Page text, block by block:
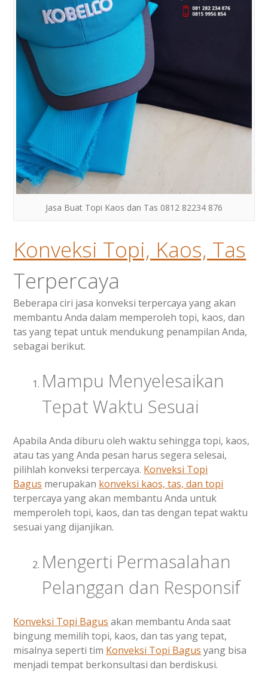
Jasa Buat Topi Kaos dan Tas 0812 82234 876
Konveksi Topi, Kaos, Tas
Terpercaya
Beberapa ciri jasa konveksi terpercaya yang akan
membantu Anda dalam memperoleh topi, kaos, dan
tas yang tepat untuk mendukung penampilan Anda,
sebagai berikut.
Mampu Menyelesaikan
Tepat Waktu Sesuai
Apabila Anda diburu oleh waktu sehingga topi, kaos,
atau tas yang Anda pesan harus segera selesai,
pilihlah konveksi terpercaya. Konveksi Topi
Bagus merupakan konveksi kaos, tas, dan topi
terpercaya yang akan membantu Anda untuk
memperoleh topi, kaos, dan tas dengan tepat waktu
sesuai yang dijanjikan.
Mengerti Permasalahan
Pelanggan dan Responsif
Konveksi Topi Bagus akan membantu Anda saat
bingung memilih topi, kaos, dan tas yang tepat,
misalnya seperti tim Konveksi Topi Bagus yang bisa
menjadi tempat berkonsultasi dan berdiskusi.